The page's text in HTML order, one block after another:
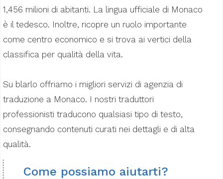
1,456 milioni di abitanti. La lingua ufficiale di Monaco
è il tedesco. Inoltre, ricopre un ruolo importante
come centro economico e si trova ai vertici della
classifica per qualità della vita.
Su blarlo offriamo i migliori servizi di agenzia di
traduzione a Monaco. I nostri traduttori
professionisti traducono qualsiasi tipo di testo,
consegnando contenuti curati nei dettagli e di alta
qualità.
Come possiamo aiutarti?